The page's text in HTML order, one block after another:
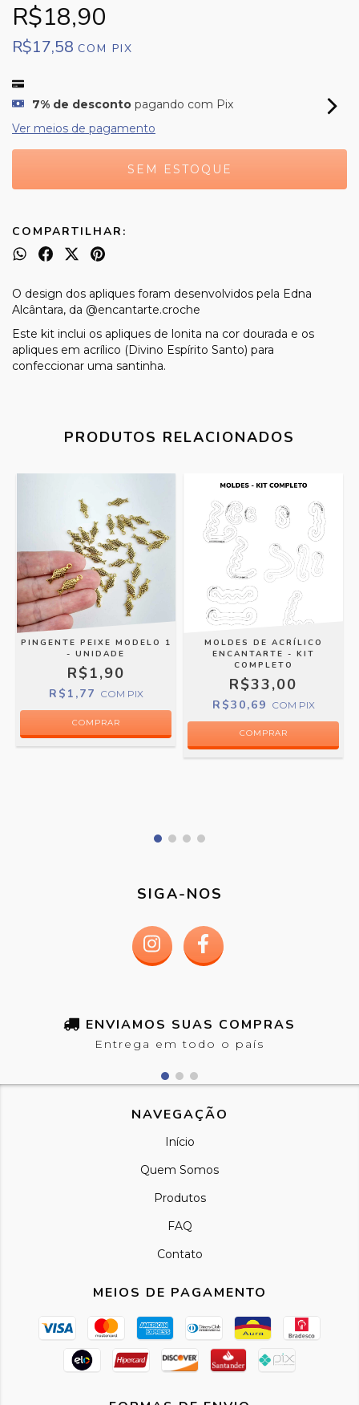
R$18,90
R$17,58 COM PIX
7% de desconto pagando com Pix
Ver meios de pagamento
COMPARTILHAR:
O design dos apliques foram desenvolvidos pela Edna
Alcântara, da @encantarte.croche
Este kit inclui os apliques de lonita na cor dourada e os
apliques em acrílico (Divino Espírito Santo) para
confeccionar uma santinha.
PRODUTOS RELACIONADOS
PINGENTE PEIXE MODELO 1
- UNIDADE
R$1,90
R$1,77 COM PIX
MOLDES DE ACRÍLICO
ENCANTARTE - KIT
COMPLETO
R$33,00
R$30,69 COM PIX
COMPRAR
SIGA-NOS
ENVIAMOS SUAS COMPRAS
Entrega em todo o país
NAVEGAÇÃO
Início
Quem Somos
Produtos
FAQ
Contato
MEIOS DE PAGAMENTO